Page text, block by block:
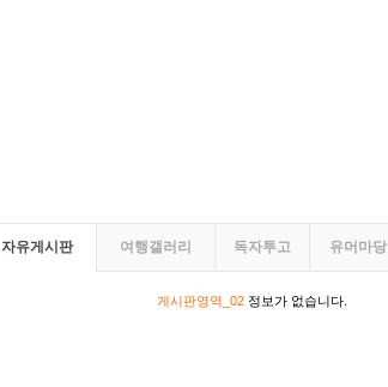
자유게시판 여행갤러리 독자투고 유머마당
게시판영역_02정보가 없습니다.